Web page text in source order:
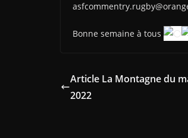
Bonne semaine à tous
Article La Montagne du
2022